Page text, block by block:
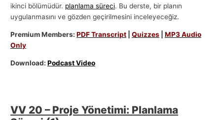
ikinci bölümüdür. planlama süreci. Bu derste, bir planın
uygulanmasını ve gözden geçirilmesini inceleyeceğiz.
Premium Members:PDF Transcript |Quizzes |MP3 Audio
Only
Download:Podcast Video
VV 20 – Proje Yönetimi: Planlama